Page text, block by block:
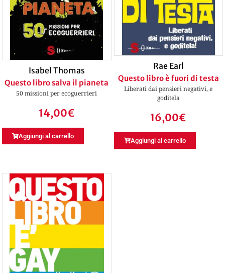
Isabel Thomas
Questo libro salva il pianeta
50 missioni per ecoguerrieri
14,00€
Aggiungi al carrello
Rae Earl
Questo libro è fuori di testa
Liberati dai pensieri negativi, e
goditela
16,00€
Aggiungi al carrello